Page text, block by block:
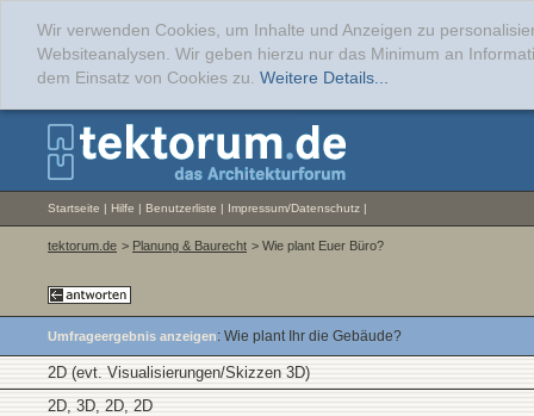
Wir verwenden Cookies, um Inhalte und Anzeigen zu
Websiteanalysen. Wir geben hierzu nur das Minimum an
dem Einsatz von Cookies zu. Weitere Details...
Startseite | Hilfe | Benutzerliste | Impressum/Datenschutz |
tektorum.de > Planung & Baurecht > Wie plant Euer Büro?
Umfrageergebnis anzeigen: Wie plant Ihr die Gebäude?
2D (evt. Visualisierungen/Skizzen 3D)
2D, 3D, 2D, 2D